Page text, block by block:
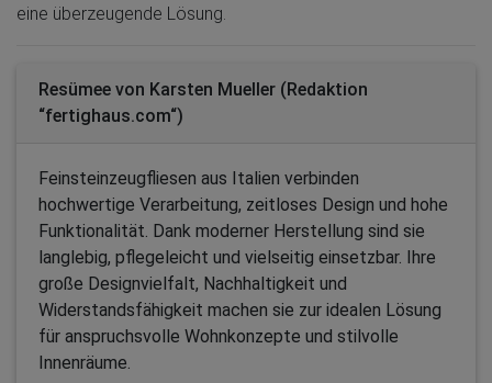
eine überzeugende Lösung.
Resümee von Karsten Mueller (Redaktion
“fertighaus.com“)
Feinsteinzeugfliesen aus Italien verbinden
hochwertige Verarbeitung, zeitloses Design und hohe
Funktionalität. Dank moderner Herstellung sind sie
langlebig, pflegeleicht und vielseitig einsetzbar. Ihre
große Designvielfalt, Nachhaltigkeit und
Widerstandsfähigkeit machen sie zur idealen Lösung
für anspruchsvolle Wohnkonzepte und stilvolle
Innenräume.